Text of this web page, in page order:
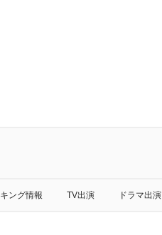
ング情報 TV出演 ドラマ出演